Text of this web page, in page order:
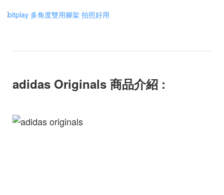
adidas Originals 商品介紹 :